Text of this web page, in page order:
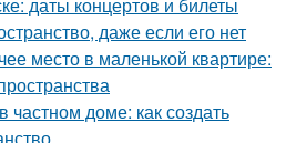
даже если его нет
место в маленькой квартире:
доме: как создать